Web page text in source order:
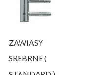
ZAWIASY
SREBRNE (